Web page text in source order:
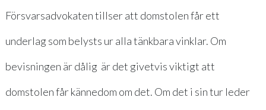
Försvarsadvokaten tillser att domstolen får ett
underlag som belysts ur alla tänkbara vinklar. Om
bevisningen är dålig är det givetvis viktigt att
domstolen får kännedom om det. Om det i sin tur leder